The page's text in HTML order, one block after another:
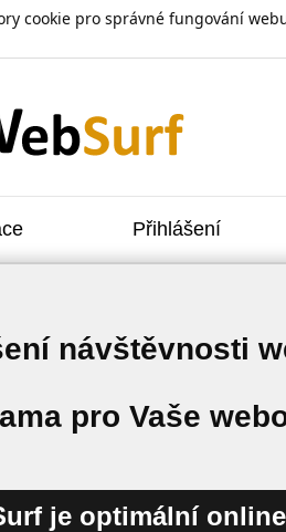
cookie pro správné fungování
Přihlášení
návštěvnosti
pro Vaše
je optimální